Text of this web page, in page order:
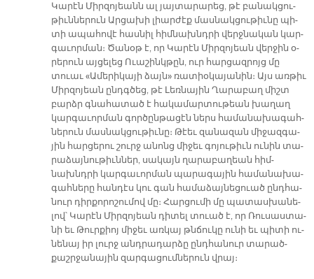
Կա­րէն Միր­զո­յեանն ալ յայ­տա­րա­րեց, թէ բա­նակ­ցու­
թիւն­նե­րուն Ար­ցա­խի լիար­ժէք մաս­նակ­ցու­թիւ­նը պի­
տի ա­պա­հո­վէ հաս­նիլ հիմ­նախնդ­րի վերջ­նա­կան կար­
գա­ւոր­ման։ Ծա­նօթ է, որ Կա­րէն Միր­զո­յեան վեր­ջին օ­
րե­րուն այ­ցե­լեց Ո­ւա­շինկ­թըն, ուր հար­ցազ­րոյց մը
տուաւ «Ա­մե­րի­կա­յի ձայն» ռա­տիօ­կա­յա­նին։ Այս առ­թիւ
Միր­զո­յեան ընդգ­ծեց, թէ Լեռ­նա­յին Ղա­րա­բաղ միշտ
բարձր գնա­հա­տած է հա­կա­մար­տու­թեան խա­ղաղ
կար­գա­ւոր­ման գոր­ծըն­թա­ցէն ներս հա­մա­նա­խա­գահ­
նե­րուն մաս­նակ­ցու­թիւ­նը։ Թէեւ զա­նա­զան մի­ջազ­գա­
յին հար­ցե­րու շուրջ ա­նոնց մի­ջեւ գո­յու­թիւն ու­նին տա­
րա­ձայ­նու­թիւն­ներ, սա­կայն ղա­րա­բա­ղեան հիմ­
նախնդ­րի կար­գա­ւոր­ման պա­րա­գա­յին հա­մա­նա­խա­
գահ­նե­րը հան­դէս կու գան հա­մա­ձայ­նե­ցուած ընդ­հա­
նուր դիր­քո­րո­շու­մով մը։ Հար­ցու­մի մը պա­տաս­խա­նե­
լով՝ Կա­րէն Միր­զո­յեան դի­տել տուած է, որ Ռու­սաս­տա­
նի եւ Թուր­քիոյ մի­ջեւ առ­կայ թնճու­կը ու­նի եւ պի­տի ու­
նե­նայ իր լուրջ անդ­րա­դար­ձը ընդ­հա­նուր տա­րած­
քաշր­ջա­նա­յին զար­գա­ցում­նե­րուն վրայ։